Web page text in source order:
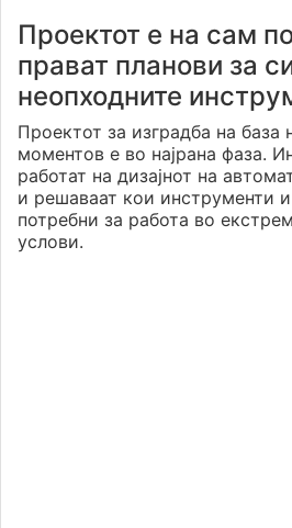
Проектот е на сам
прават планови за
неопходните
Проектот за изградба на база
моментов е во најрана фаза.
работат на дизајнот на
и решаваат кои инструменти
потребни за работа во
услови.